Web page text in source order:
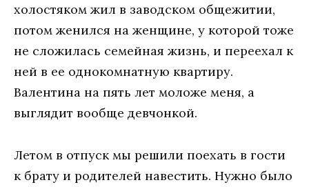
холостяком жил в заводском общежитии,
потом женился на женщине, у которой тоже
не сложилась семейная жизнь, и переехал к
ней в ее однокомнатную квартиру.
Валентина на пять лет моложе меня, а
выглядит вообще девчонкой.
Летом в отпуск мы решили поехать в гости
к брату и родителей навестить. Нужно было